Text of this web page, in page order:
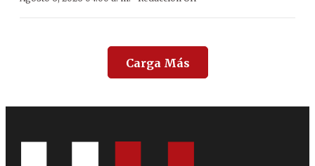
Carga Más